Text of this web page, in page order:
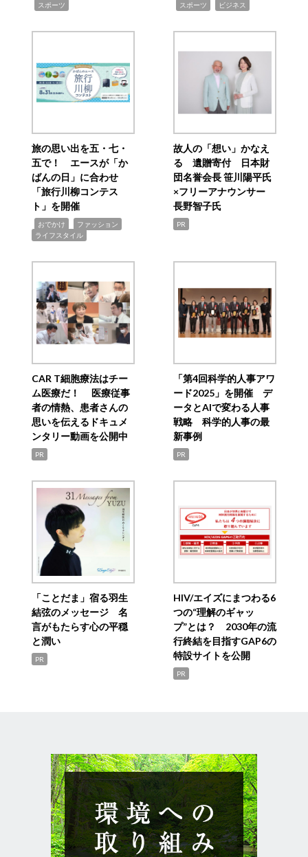
スポーツ スポーツ ビジネス
旅の思い出を五・七・
五で！ エースが「か
ばんの日」に合わせ
「旅行川柳コンテス
ト」を開催
おでかけ ファッション
ライフスタイル
故人の「想い」かなえ
る 遺贈寄付 日本財
団名誉会長 笹川陽平氏
×フリーアナウンサー
長野智子氏
PR
CAR T細胞療法はチー
ム医療だ！ 医療従事
者の情熱、患者さんの
思いを伝えるドキュメ
ンタリー動画を公開中
PR
「第4回科学的人事アワ
ード2025」を開催 デ
ータとAIで変わる人事
戦略 科学的人事の最
新事例
PR
「ことだま」宿る羽生
結弦のメッセージ 名
言がもたらす心の平穏
と潤い
PR
HIV/エイズにまつわる6
つの“理解のギャッ
プ”とは？ 2030年の流
行終結を目指すGAP6の
特設サイトを公開
PR